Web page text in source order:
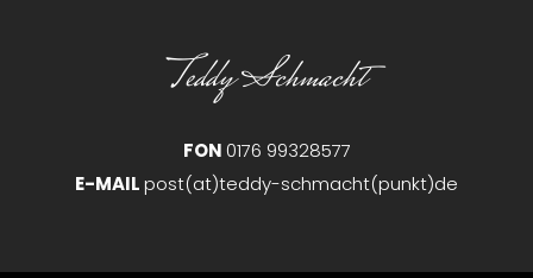
Teddy Schmacht
FON0176 99328577
E-MAILpost(at)teddy-schmacht(punkt)de